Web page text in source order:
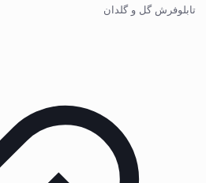
تابلوفرش گل و گلدان